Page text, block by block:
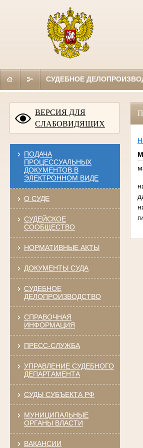
СУДЕБНОЕ
ВЕРСИЯ ДЛЯ
СЛАБОВИДЯЩИХ
ПОДАЧА
ПРОЦЕССУАЛЬНЫХ
ДОКУМЕНТОВ В
ЭЛЕКТРОННОМ ВИДЕ
О СУДЕ
СУДЕЙСКОЕ
СООБЩЕСТВО
НОРМАТИВНЫЕ АКТЫ
ДОКУМЕНТЫ СУДА
СУДЕБНОЕ
ДЕЛОПРОИЗВОДСТВО
СПРАВОЧНАЯ
ИНФОРМАЦИЯ
ПРЕСС-СЛУЖБА
УПРАВЛЕНИЕ СУДЕБНОГО
ДЕПАРТАМЕНТА
СУДЫ СУБЪЕКТА РФ
МУНИЦИПАЛЬНЫЕ
ОРГАНЫ ВЛАСТИ
ВАКАНСИИ